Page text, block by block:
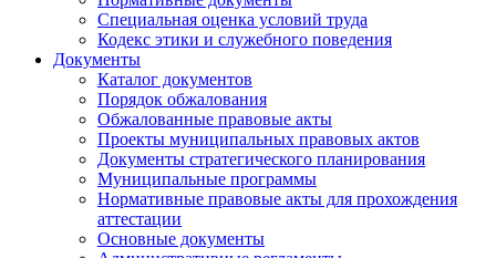
Специальная оценка условий труда
Кодекс этики и служебного поведения
Документы
Каталог документов
Порядок обжалования
Обжалованные правовые акты
Проекты муниципальных правовых актов
Документы стратегического планирования
Муниципальные программы
Нормативные правовые акты для прохождения
аттестации
Основные документы